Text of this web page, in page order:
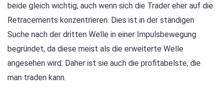
beide gleich wichtig, auch wenn sich die Trader eher auf die
Retracements konzentrieren. Dies ist in der ständigen
Suche nach der dritten Welle in einer Impulsbewegung
begründet, da diese meist als die erweiterte Welle
angesehen wird. Daher ist sie auch die profitabelste, die
man traden kann.